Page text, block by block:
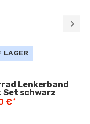
LAGER
Lenkerband
Set schwarz
€*